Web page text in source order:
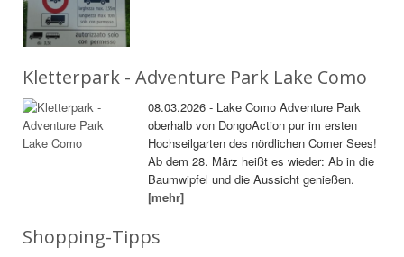
Kletterpark - Adventure Park Lake Como
08.03.2026 - Lake Como Adventure Park
oberhalb von DongoAction pur im ersten
Hochseilgarten des nördlichen Comer Sees!
Ab dem 28. März heißt es wieder: Ab in die
Baumwipfel und die Aussicht genießen.
[mehr]
Shopping-Tipps